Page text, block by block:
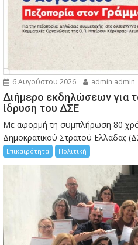
6 Αυγούστου 2026 admin admin
Διήμερο εκδηλώσεων για
ίδρυση του ΔΣΕ
Με αφορμή τη συμπλήρωση 80
Δημοκρατικού Στρατού Ελλάδας
Επικαιρότητα Πολιτική